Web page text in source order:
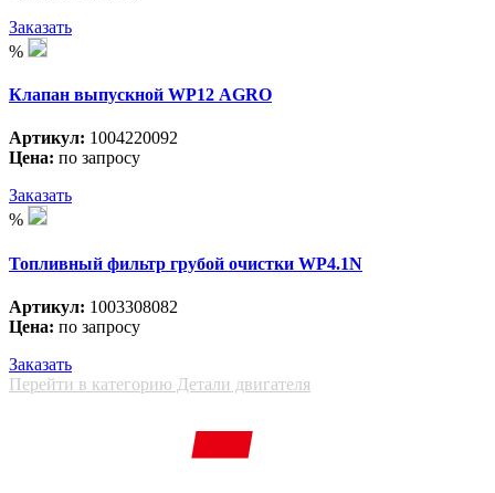
Заказать
%
Клапан выпускной WP12 АGRO
Артикул: 1004220092
Цена: по запросу
Заказать
%
Топливный фильтр грубой очистки WP4.1N
Артикул: 1003308082
Цена: по запросу
Заказать
Перейти в категорию Детали двигателя